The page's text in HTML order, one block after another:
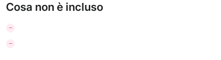
Cosa non è incluso